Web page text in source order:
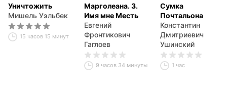
Уничтожить
Мишель Уэльбек
15 часов 15 минут
Марголеана. 3.
Имя мне Месть
Евгений
Фронтикович
Гаглоев
9 часов 34 минуты
Сумка
Почтальона
Константин
Дмитриевич
Ушинский
1 час